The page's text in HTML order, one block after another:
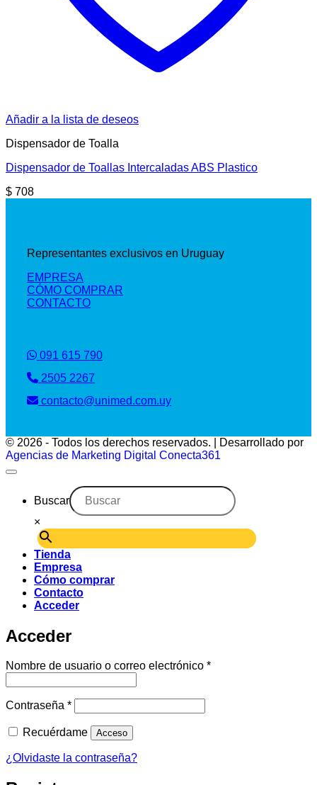
Añadir a la lista de deseos
Dispensador de Toalla
Dispensador de Toallas Intercaladas ABS Plastico
$ 708
Representantes exclusivos en Uruguay
EMPRESA
CÓMO COMPRAR
CONTACTO
091 615 790
2505 2267
contacto@unimed.com.uy
© 2026 - Todos los derechos reservados. | Desarrollado por
Agencias de Marketing Digital Conecta361
Buscar
×
Tienda
Empresa
Cómo comprar
Contacto
Acceder
Acceder
Nombre de usuario o correo electrónico *Obligatorio
Contraseña *Obligatorio
Recuérdame Acceso
¿Olvidaste la contraseña?